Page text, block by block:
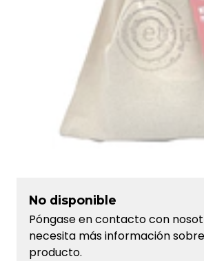
No disponible
Póngase en contacto con
necesita más información
producto.